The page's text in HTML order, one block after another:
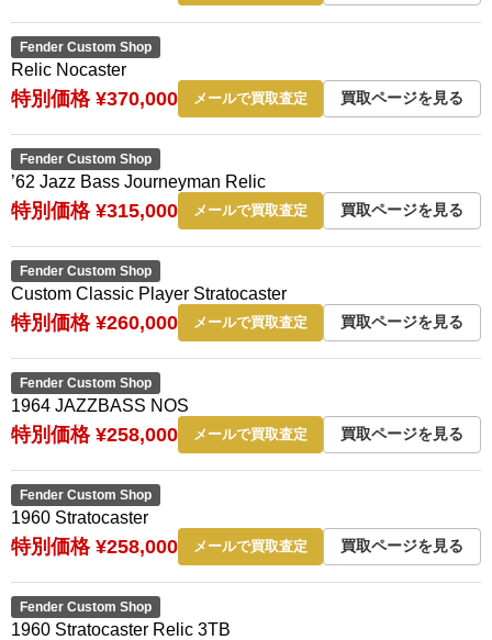
Fender Custom Shop
Relic Nocaster
特別価格 ¥370,000 メールで買取査定 買取ページを見る
Fender Custom Shop
’62 Jazz Bass Journeyman Relic
特別価格 ¥315,000 メールで買取査定 買取ページを見る
Fender Custom Shop
Custom Classic Player Stratocaster
特別価格 ¥260,000 メールで買取査定 買取ページを見る
Fender Custom Shop
1964 JAZZBASS NOS
特別価格 ¥258,000 メールで買取査定 買取ページを見る
Fender Custom Shop
1960 Stratocaster
特別価格 ¥258,000 メールで買取査定 買取ページを見る
Fender Custom Shop
1960 Stratocaster Relic 3TB